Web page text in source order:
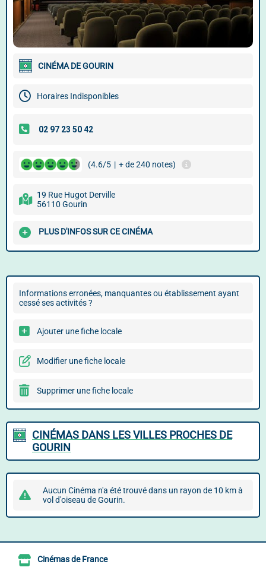
CINÉMA DE GOURIN
Horaires Indisponibles
(4.6/5 | + de 240 notes)
19 Rue Hugot Derville
56110 Gourin
PLUS D'INFOS SUR CE CINÉMA
Informations erronées, manquantes ou établissement ayant
cessé ses activités ?
Ajouter une fiche locale
Modifier une fiche locale
Supprimer une fiche locale
CINÉMAS DANS LES VILLES PROCHES DE
GOURIN
Aucun Cinéma n'a été trouvé dans un rayon de 10 km à
vol d'oiseau de Gourin.
Cinémas de France